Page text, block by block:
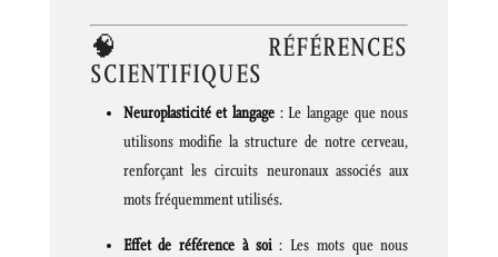
🧠 RÉFÉRENCES
SCIENTIFIQUES
Neuroplasticité et langage:Le langage que nous
utilisons modifie la structure de notre cerveau,
renforçant les circuits neuronaux associés aux
mots fréquemment utilisés.
Effet de référence à soi:Les mots que nous